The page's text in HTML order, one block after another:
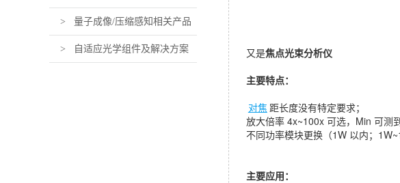
picking）系统及组件
> 量子成像/压缩感知相关产品
> 自适应光学组件及解决方案 又是焦点光束分析仪
主要特点：
对焦 距长度没有特定要求；
放大倍率 4x~100x 可选，Min 可测
不同功率模块更换（1W 以内；
主要应用：